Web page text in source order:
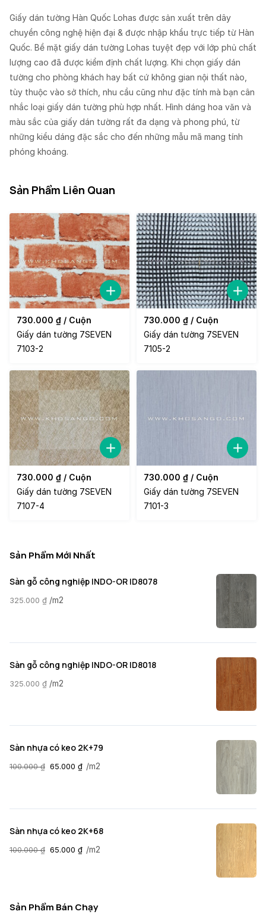
Giấy dán tường Hàn Quốc Lohas được sản xuất trên dây
chuyền công nghệ hiện đại & được nhập khẩu trực tiếp từ Hàn
Quốc. Bề mặt giấy dán tường Lohas tuyệt đẹp với lớp phủ chất
lượng cao đã được kiểm định chất lượng. Khi chọn giấy dán
tường cho phòng khách hay bất cứ không gian nội thất nào,
tùy thuộc vào sở thích, nhu cầu cũng như đặc tính mà bạn cân
nhắc loại giấy dán tường phù hợp nhất. Hình dáng hoa văn và
màu sắc của giấy dán tường rất đa dạng và phong phú, từ
những kiểu dáng đặc sắc cho đến những mẫu mã mang tính
phóng khoáng.
Sản Phẩm Liên Quan
730.000 ₫ / Cuộn
Giấy dán tường 7SEVEN
7103-2
730.000 ₫ / Cuộn
Giấy dán tường 7SEVEN
7105-2
730.000 ₫ / Cuộn
Giấy dán tường 7SEVEN
7107-4
730.000 ₫ / Cuộn
Giấy dán tường 7SEVEN
7101-3
Sản Phẩm Mới Nhất
Sàn gỗ công nghiệp INDO-OR ID8078
325.000 ₫ /m2
Sàn gỗ công nghiệp INDO-OR ID8018
325.000 ₫ /m2
Sàn nhựa có keo 2K+79
100.000₫ 65.000 ₫ /m2
Sàn nhựa có keo 2K+68
100.000₫ 65.000 ₫ /m2
Sản Phẩm Bán Chạy